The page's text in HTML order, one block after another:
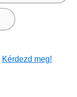
Kérdezd meg!